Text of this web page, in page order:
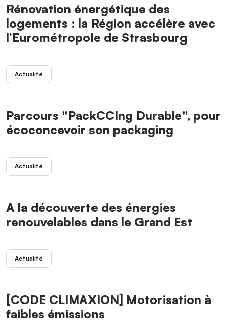
Rénovation énergétique des
logements : la Région accélère avec
l’Eurométropole de Strasbourg
Actualité
Parcours "PackCCIng Durable", pour
écoconcevoir son packaging
Actualité
A la découverte des énergies
renouvelables dans le Grand Est
Actualité
[CODE CLIMAXION] Motorisation à
faibles émissions